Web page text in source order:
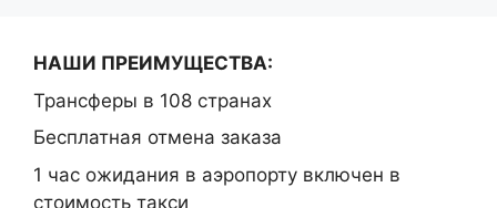
НАШИ ПРЕИМУЩЕСТВА:
Трансферы в 108 странах
Бесплатная отмена заказа
1 час ожидания в аэропорту включен в
стоимость такси